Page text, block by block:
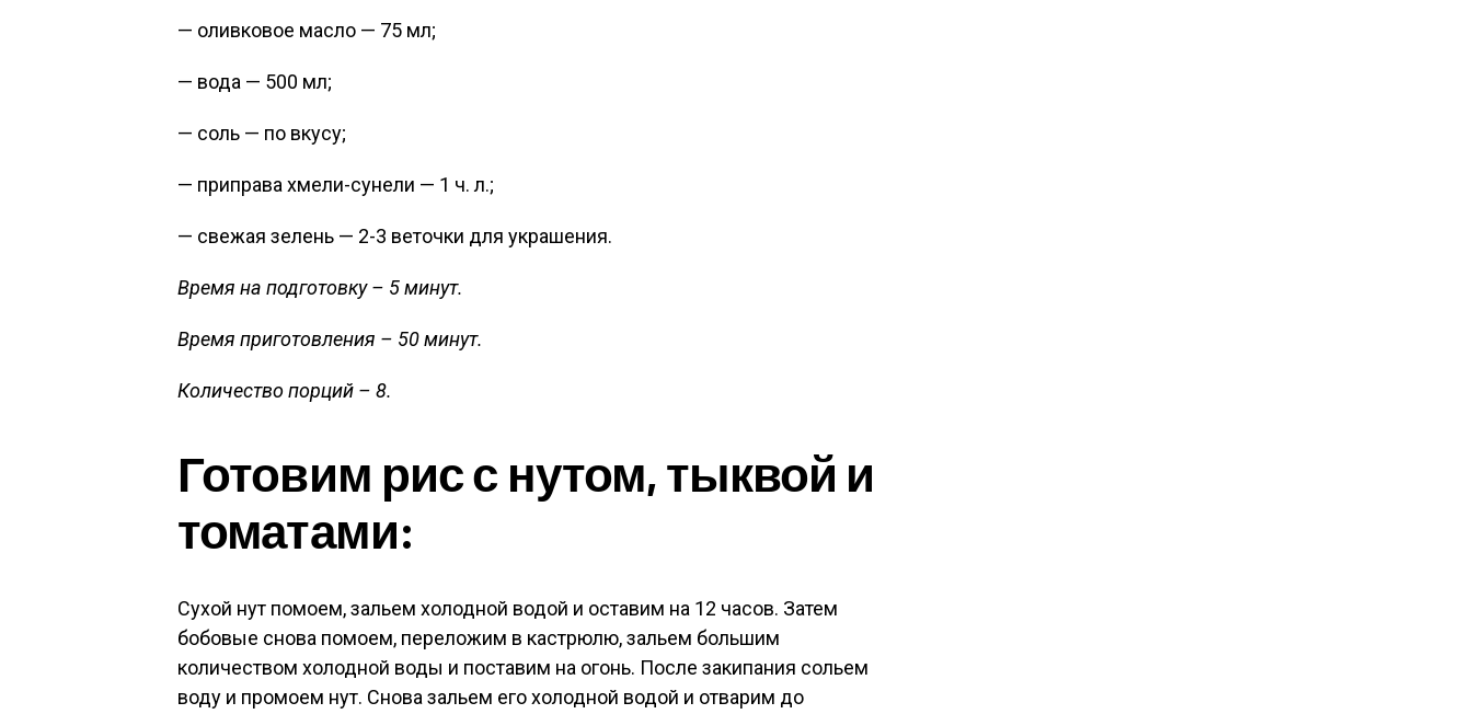
— оливковое масло — 75 мл;
— вода — 500 мл;
— соль — по вкусу;
— приправа хмели-сунели — 1 ч. л.;
— свежая зелень — 2-3 веточки для украшения.
Время на подготовку – 5 минут.
Время приготовления – 50 минут.
Количество порций – 8.
Готовим рис с нутом, тыквой и
томатами:
Сухой нут помоем, зальем холодной водой и оставим на 12 часов. Затем
бобовые снова помоем, переложим в кастрюлю, зальем большим
количеством холодной воды и поставим на огонь. После закипания сольем
воду и промоем нут. Снова зальем его холодной водой и отварим до